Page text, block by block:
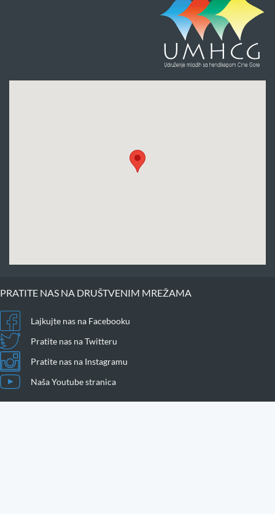
PRATITE NAS NA DRUŠTVENIM MREŽAMA
Lajkujte nas na Facebooku
Pratite nas na Twitteru
Pratite nas na Instagramu
Naša Youtube stranica